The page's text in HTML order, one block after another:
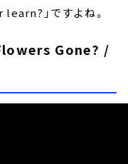
」ですよね。
Gone? /